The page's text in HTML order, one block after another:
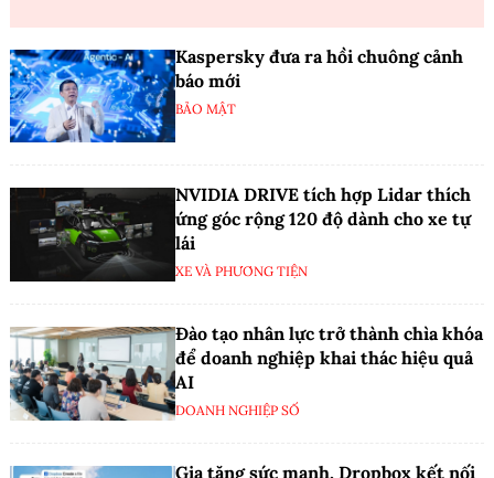
Kaspersky đưa ra hồi chuông cảnh
báo mới
BẢO MẬT
NVIDIA DRIVE tích hợp Lidar thích
ứng góc rộng 120 độ dành cho xe tự
lái
XE VÀ PHƯƠNG TIỆN
Đào tạo nhân lực trở thành chìa khóa
để doanh nghiệp khai thác hiệu quả
AI
DOANH NGHIỆP SỐ
Gia tăng sức mạnh, Dropbox kết nối